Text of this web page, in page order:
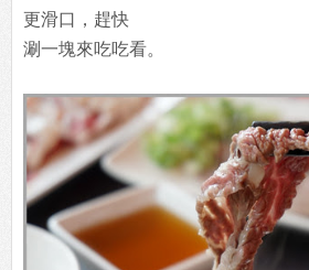
更滑口，趕快
涮一塊來吃吃看。